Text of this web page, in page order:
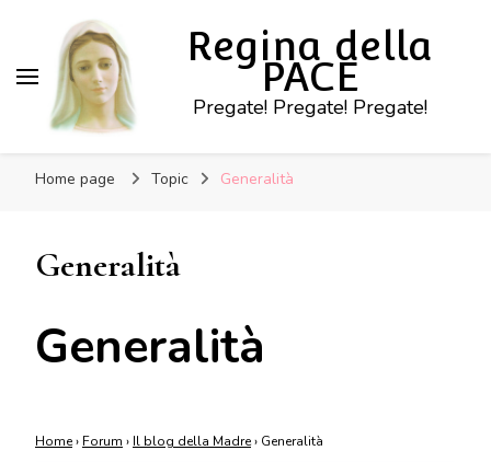
Regina della
PACE
Pregate! Pregate! Pregate!
Home page Topic Generalità
Generalità
Generalità
Home› Forum › Il blog della Madre› Generalità